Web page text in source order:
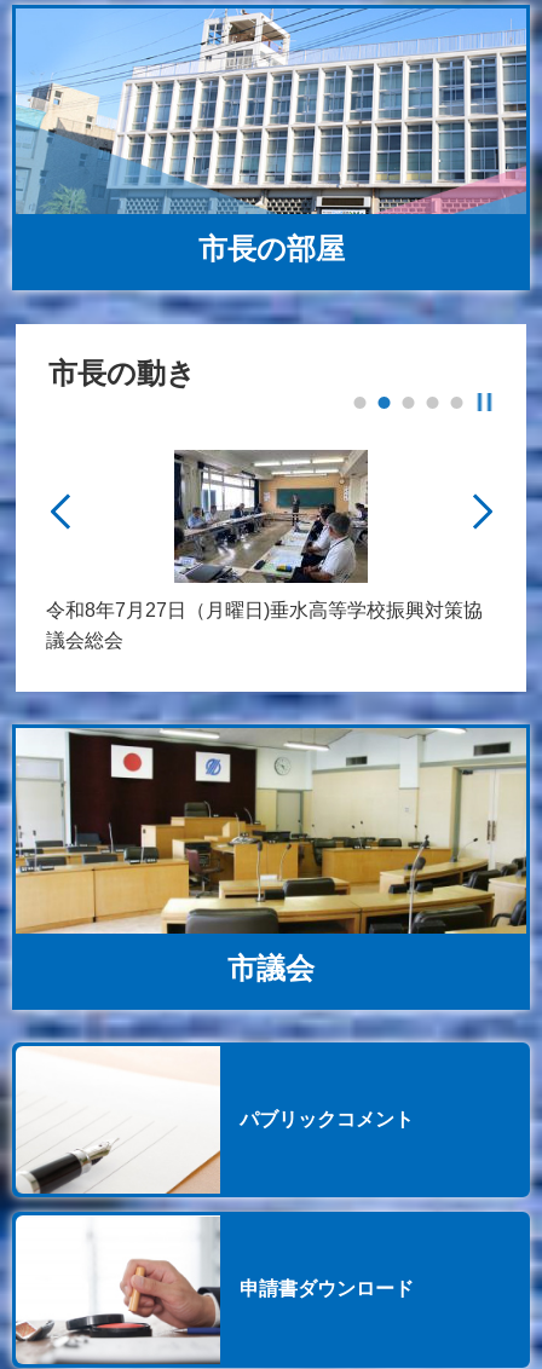
市長の部屋
市長の動き
令和8年7月27日（月曜日)垂水高等学校振興対策協
議会総会
次
stop
市議会
パブリックコメント
申請書ダウンロード